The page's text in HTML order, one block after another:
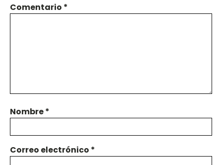
Comentario *
Nombre*
Correo electrónico *